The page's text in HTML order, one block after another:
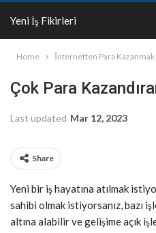
Yeni İş Fikirleri
Home İnternetten Para Kazanmak
Çok Para
Last updated Mar 12, 2023
Share
Yeni bir iş hayatına atılmak
sahibi olmak istiyorsanız, bazı
altına alabilir ve gelişime açık